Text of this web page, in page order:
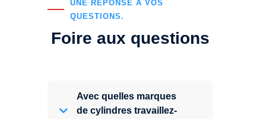
UNE RÉPONSE À VOS
QUESTIONS.
Foire aux questions
Avec quelles marques
de cylindres travaillez-